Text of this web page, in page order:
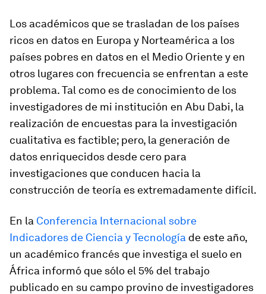
Los académicos que se trasladan de los países
ricos en datos en Europa y Norteamérica a los
países pobres en datos en el Medio Oriente y en
otros lugares con frecuencia se enfrentan a este
problema. Tal como es de conocimiento de los
investigadores de mi institución en Abu Dabi, la
realización de encuestas para la investigación
cualitativa es factible; pero, la generación de
datos enriquecidos desde cero para
investigaciones que conducen hacia la
construcción de teoría es extremadamente difícil.
En la Conferencia Internacional sobre
Indicadores de Ciencia y Tecnología de este año,
un académico francés que investiga el suelo en
África informó que sólo el 5% del trabajo
publicado en su campo provino de investigadores